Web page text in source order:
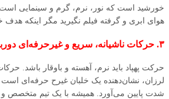
خورشید است که نور، نرم، گرم و سینمایی
هوای ابری و گرفته فیلم نگیرید مگر اینکه هدف
۳. حرکات ناشیانه، سریع و غیرحرفه‌ای دوربین
حرکت پهپاد باید نرم، آهسته و باوقار باشد.
لرزان، نشان‌دهنده یک خلبان غیرح حرفه‌ای است
شدت پایین می‌آورد. همیشه با یک تیم متخصص و